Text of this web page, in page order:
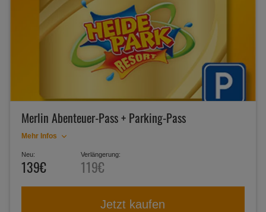
Merlin Abenteuer-Pass + Parking-Pass
Mehr Infos
Neu:
139€
Verlängerung:
119€
Jetzt kaufen